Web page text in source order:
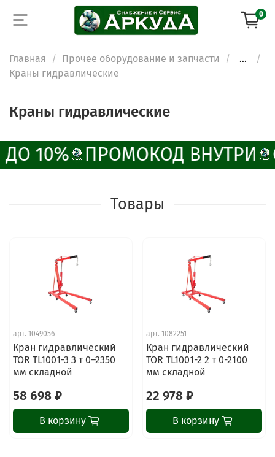
0
Главная Прочее оборудование и запчасти
...
Краны гидравлические
Краны гидравлические
10% ПРОМОКОД ВНУТРИ
Товары
арт. 1049056
Кран гидравлический
TOR TL1001-3 3 т 0–2350
мм складной
58 698 ₽
В корзину
арт. 1082251
Кран гидравлический
TOR TL1001-2 2 т 0-2100
мм складной
22 978 ₽
В корзину